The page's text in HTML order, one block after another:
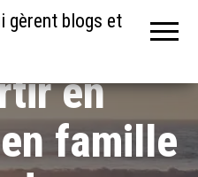
gèrent blogs et
en
famille